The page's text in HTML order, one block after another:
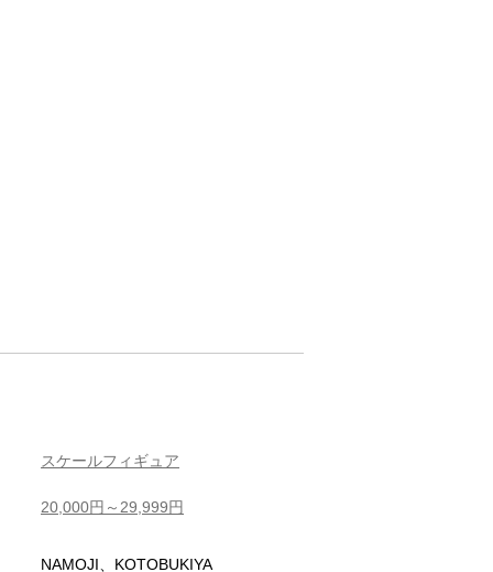
スケールフィギュア
20,000円～29,999円
NAMOJI、KOTOBUKIYA